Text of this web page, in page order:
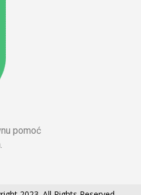
pomoć